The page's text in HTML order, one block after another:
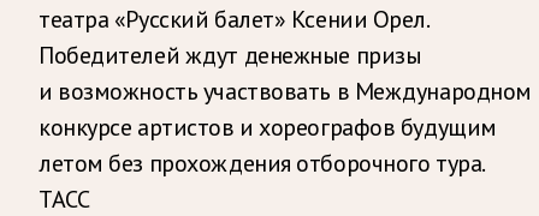
театра «Русский балет» Ксении Орел.
Победителей ждут денежные призы
и возможность участвовать в Международном
конкурсе артистов и хореографов будущим
летом без прохождения отборочного тура.
ТАСС